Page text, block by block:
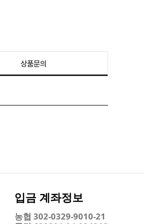
상품문의
입금 계좌정보
농협 302-0329-9010-21